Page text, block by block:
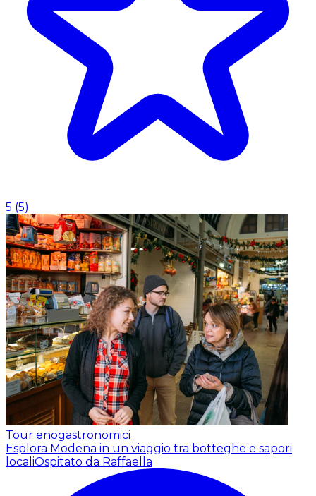
5 (5)
Tour enogastronomici
Esplora Modena in un viaggio tra botteghe e sapori
localiOspitato da Raffaella